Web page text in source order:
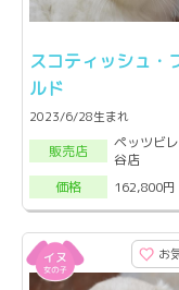
スコティッシュ・
ルド
2023/6/28生まれ
販売店
ペッツビ
谷店
価格
162,800円
お